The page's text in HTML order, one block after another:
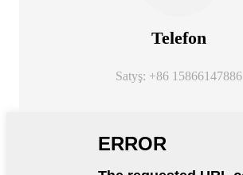
Telefon
Satyş: +86 15866147886